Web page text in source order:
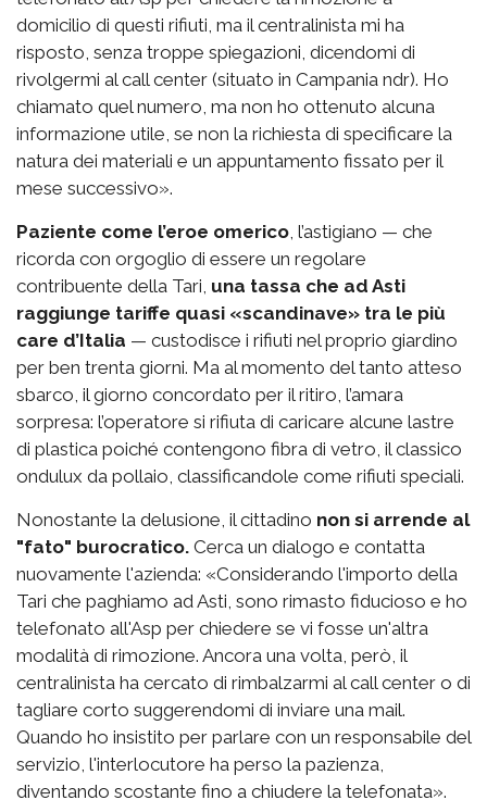
domicilio di questi rifiuti, ma il centralinista mi ha
risposto, senza troppe spiegazioni, dicendomi di
rivolgermi al call center (situato in Campania ndr). Ho
chiamato quel numero, ma non ho ottenuto alcuna
informazione utile, se non la richiesta di specificare la
natura dei materiali e un appuntamento fissato per il
mese successivo».
Paziente come l’eroe omerico , l’astigiano — che
ricorda con orgoglio di essere un regolare
contribuente della Tari, una tassa che ad Asti
raggiunge tariffe quasi «scandinave» tra le più
care d’Italia — custodisce i rifiuti nel proprio giardino
per ben trenta giorni. Ma al momento del tanto atteso
sbarco, il giorno concordato per il ritiro, l’amara
sorpresa: l’operatore si rifiuta di caricare alcune lastre
di plastica poiché contengono fibra di vetro, il classico
ondulux da pollaio, classificandole come rifiuti speciali.
Nonostante la delusione, il cittadino non si arrende al
"fato" burocratico. Cerca un dialogo e contatta
nuovamente l'azienda: «Considerando l'importo della
Tari che paghiamo ad Asti, sono rimasto fiducioso e ho
telefonato all'Asp per chiedere se vi fosse un'altra
modalità di rimozione. Ancora una volta, però, il
centralinista ha cercato di rimbalzarmi al call center o di
tagliare corto suggerendomi di inviare una mail.
Quando ho insistito per parlare con un responsabile del
servizio, l'interlocutore ha perso la pazienza,
diventando scostante fino a chiudere la telefonata».